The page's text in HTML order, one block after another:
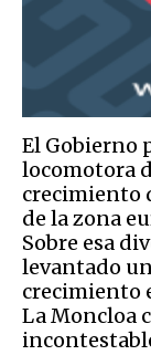
El Gobierno
locomotora
crecimiento
de la zona
Sobre esa
levantado
crecimiento
La Moncloa